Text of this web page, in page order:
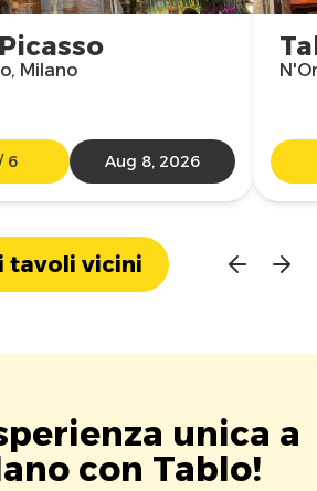
Milano
6 Aug 8, 2026
tavoli vicini
unica a
con Tablo!